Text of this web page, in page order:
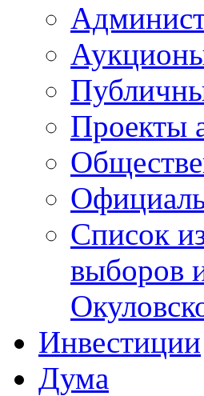
Проекты
Список
выборов
Инвестиции
Дума